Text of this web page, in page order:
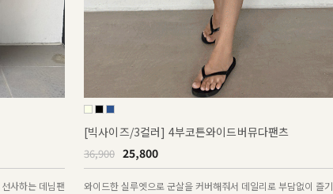
사하는 데님팬
[빅사이즈/3컬러] 4부코튼와이드버뮤다팬츠
36,900 25,800
와이드한 실루엣으로 군살을 커버해줘서 데일리로 부담없이 즐기